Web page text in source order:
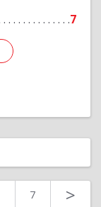
7
7 >